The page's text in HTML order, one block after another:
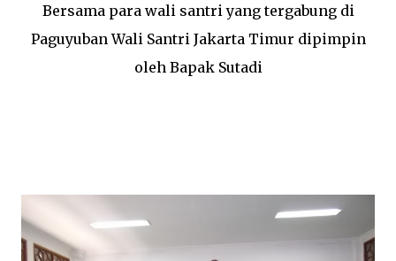
Bersama para wali santri yang tergabung di
Paguyuban Wali Santri Jakarta Timur dipimpin
oleh Bapak Sutadi